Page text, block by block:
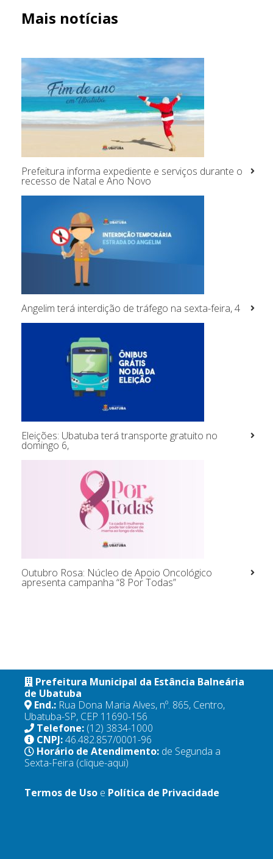
Mais notícias
Prefeitura informa expediente e serviços durante o
recesso de Natal e Ano Novo
Angelim terá interdição de tráfego na sexta-feira, 4
Eleições: Ubatuba terá transporte gratuito no
domingo 6,
Outubro Rosa: Núcleo de Apoio Oncológico
apresenta campanha “8 Por Todas”
Prefeitura Municipal da Estância Balneária
de Ubatuba
End.: Rua Dona Maria Alves, nº. 865, Centro,
Ubatuba-SP, CEP 11690-156
Telefone: (12) 3834-1000
CNPJ:46.482.857/0001-96
Horário de Atendimento: de Segunda a
Sexta-Feira (clique-aqui)
Termos de Uso e Política de Privacidade